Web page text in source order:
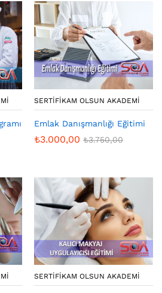
SERTIFIKAM OLSUN AKADEMI
Emlak Danışmanlığı Eğitimi
₺3.000,00 ₺3.750,00
SERTIFIKAM OLSUN AKADEMI